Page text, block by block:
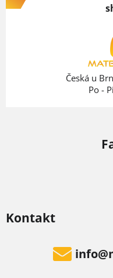
Kontakt
info@
Česká u
Po -